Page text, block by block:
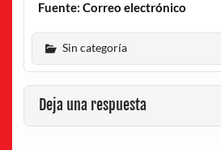
Fuente: Correo electrónico
Sin categoría
Deja una respuesta